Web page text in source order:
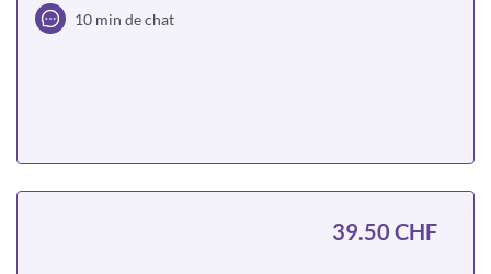
10 min de chat
39.50 CHF